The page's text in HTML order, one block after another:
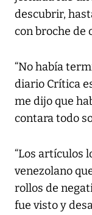
descubrir,
con broche de
“No había
diario Crítica
me dijo que
contara todo
“Los artículos
venezolano
rollos de
fue visto y